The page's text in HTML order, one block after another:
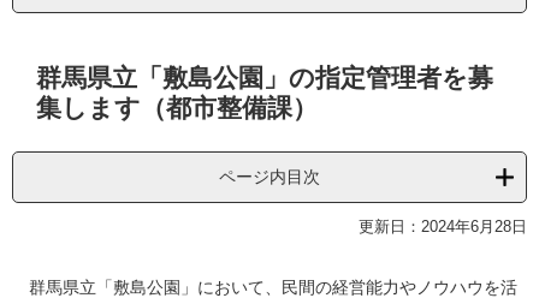
群馬県立「敷島公園」の指定管理者を募
集します（都市整備課）
ページ内目次
更新日：2024年6月28日
群馬県立「敷島公園」において、民間の経営能力やノウハウを活